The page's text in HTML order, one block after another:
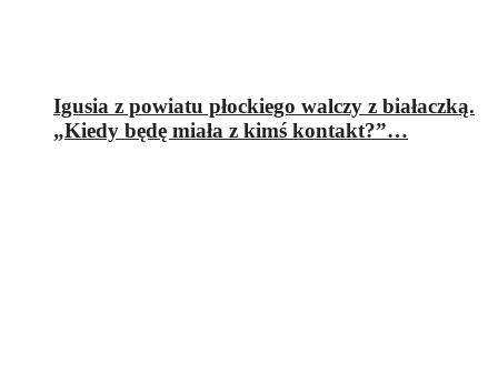
Igusia z powiatu płockiego walczy z białaczką.
„Kiedy będę miała z kimś kontakt?”…